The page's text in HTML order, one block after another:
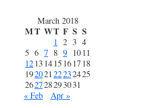
March 2018
MT WT F S S
1 2 3 4
5 6 7 8 9 10 11
12 13 14 15 16 17 18
19202122232425
262728293031
« Feb
Apr »